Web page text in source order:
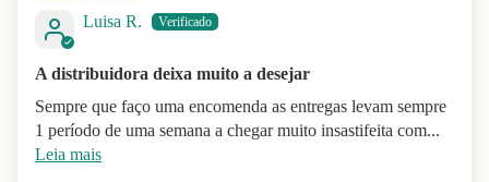
Luisa R.
A distribuidora deixa muito a desejar
Sempre que faço uma encomenda as entregas levam sempre
1 período de uma semana a chegar muito insastifeita com...
Leia mais